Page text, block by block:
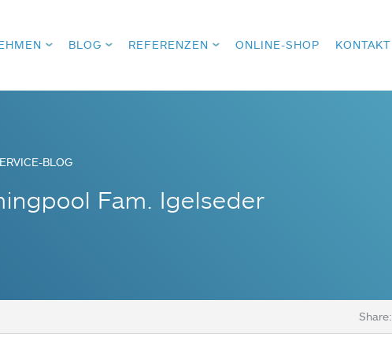
BLOG REFERENZEN ONLINE-SHOP KONTAKT
BLOG
Fam. Igelseder
Share: